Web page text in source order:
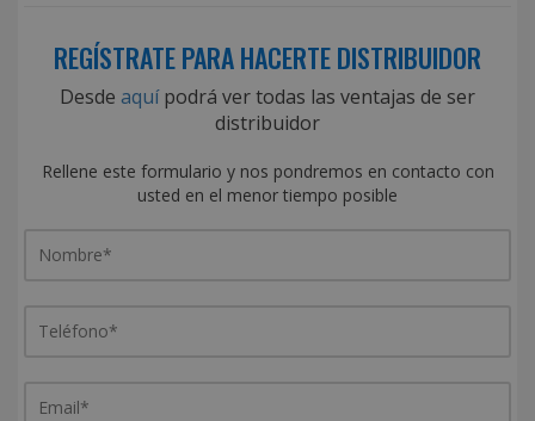
REGÍSTRATE PARA HACERTE DISTRIBUIDOR
Desde aquípodrá ver todas las ventajas de ser
distribuidor
Rellene este formulario y nos pondremos en contacto con
usted en el menor tiempo posible